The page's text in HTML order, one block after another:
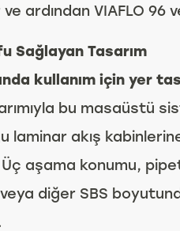
ardından VIAFLO 96
Sağlayan Tasarım
kullanım için yer
bu masaüstü
laminar akış
Üç aşama konumu,
diğer SBS